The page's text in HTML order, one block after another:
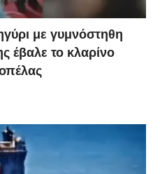
με γυμνόστηθη
έβαλε το κλαρίνο